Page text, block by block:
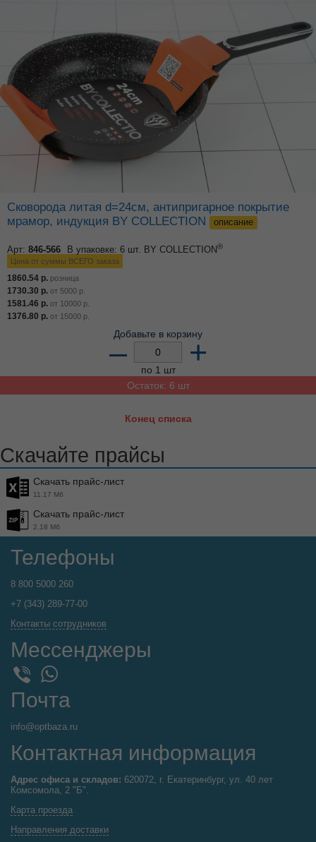
Сковорода литая d=24см, антипригарное покрытие
мрамор, индукция BY COLLECTION
описание
Арт: 846-566 В упаковке: 6 шт. BY COLLECTION®
Цена от суммы ВСЕГО заказа
1860.54 р. розница
1730.30 р. от 5000 р.
1581.46 р. от 10000 р.
1376.80 р. от 15000 р.
Добавьте в корзину
– +
по 1 шт
Остаток: 6 шт
Конец списка
Скачайте прайсы
Скачать прайс-лист
11.17 Мб
Скачать прайс-лист
2.18 Мб
Телефоны
8 800 5000 260
+7 (343) 289-77-00
Контакты сотрудников
Мессенджеры
WhatsApp
Почта
info@optbaza.ru
Контактная информация
Адрес офиса и складов: 620072, г. Екатеринбург, ул. 40 лет
Комсомола, 2 "Б".
Карта проезда
Направления доставки